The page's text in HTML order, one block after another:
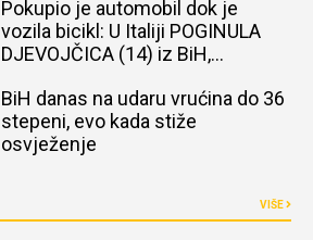
Pokupio je automobil dok je
vozila bicikl: U Italiji POGINULA
DJEVOJČICA (14) iz BiH,
BiH danas na udaru vrućina do 36
stepeni, evo kada stiže
osvježenje
VIŠE